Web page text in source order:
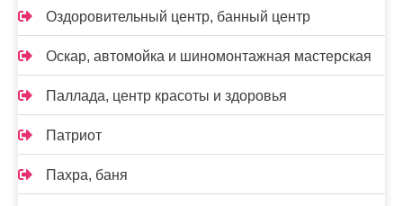
Оздоровительный центр, банный центр
Оскар, автомойка и шиномонтажная мастерская
Паллада, центр красоты и здоровья
Патриот
Пахра, баня